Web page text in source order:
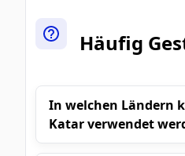
Häufig
In welchen Ländern
Katar verwendet